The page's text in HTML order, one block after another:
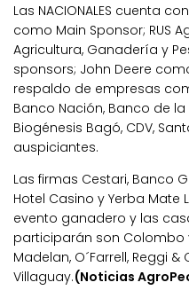
Las NACIONALES cuenta
como Main Sponsor; RUS
Agricultura, Ganadería y
sponsors; John Deere
respaldo de empresas
Banco Nación, Banco de
Biogénesis Bagó, CDV,
auspiciantes.
Las firmas Cestari, Banco
Hotel Casino y Yerba
evento ganadero y las
participarán son Colombo
Madelan, O´Farrell, Reggi
Villaguay.(Noticias